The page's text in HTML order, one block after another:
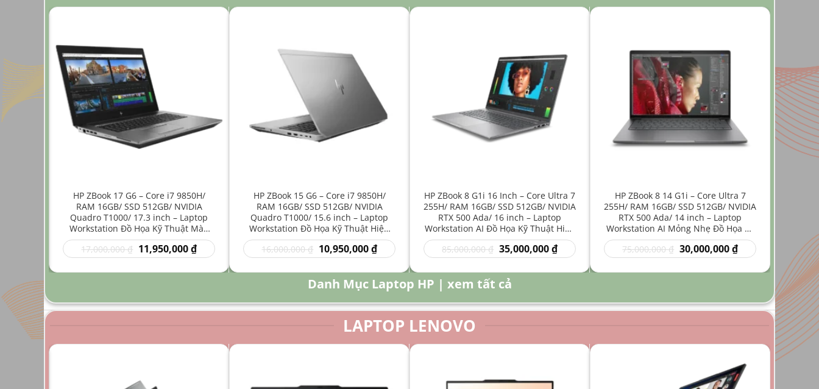
HP ZBook 17 G6 – Core i7 9850H/
RAM 16GB/ SSD 512GB/ NVIDIA
Quadro T1000/ 17.3 inch – Laptop
Workstation Đồ Họa Kỹ Thuật Màn
Hình Lớn
17,000,000₫ Giá
gốc
17,000,000 ₫.
11,950,000₫Giá
hiện
là:
HP ZBook 15 G6 – Core i7 9850H/
RAM 16GB/ SSD 512GB/ NVIDIA
Quadro T1000/ 15.6 inch – Laptop
Workstation Đồ Họa Kỹ Thuật Hiệu
Năng Cao
16,000,000₫ Giá
gốc
16,000,000 ₫.
10,950,000₫Giá
hiện
là:
10,950,000 ₫.
HP ZBook 8 G1i 16 Inch – Core Ultra 7
255H/ RAM 16GB/ SSD 512GB/ NVIDIA
RTX 500 Ada/ 16 inch – Laptop
Workstation AI Đồ Họa Kỹ Thuật Hiệu
Năng Cao
85,000,000₫ Giá
gốc
85,000,000 ₫.
35,000,000₫Giá
hiện
là:
HP ZBook 8 14 G1i – Core Ultra 7
255H/ RAM 16GB/ SSD 512GB/ NVIDIA
RTX 500 Ada/ 14 inch – Laptop
Workstation AI Mỏng Nhẹ Đồ Họa Kỹ
Thuật
75,000,000₫ Giá
gốc
75,000,000 ₫.
30,000,000₫Giá
hiện
là:
30,000,000 ₫.
9,950,000 ₫. Danh Mục Laptop HP | xem tất cả
LAPTOP LENOVO